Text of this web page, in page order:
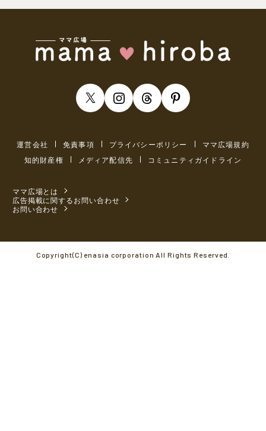
運営会社 免責事項 プライバシーポリシー
ママ広場規約
知的財産権
メディア配信先 コミュニティガイドライン
ママ広場とは
広告掲載に関するお問い合わせ
お問い合わせ
Copyright(C) enasia corporation All Rights Reserved.